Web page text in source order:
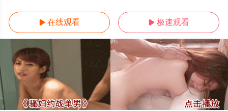
 在线观看  极速观看